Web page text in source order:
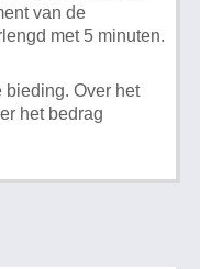
van de
met 5 minuten.
bieding. Over het
het bedrag